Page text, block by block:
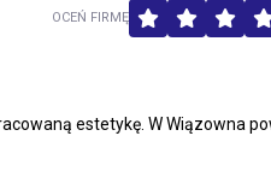
estetykę. W Wiązowna
OCEŃ FIRMĘ